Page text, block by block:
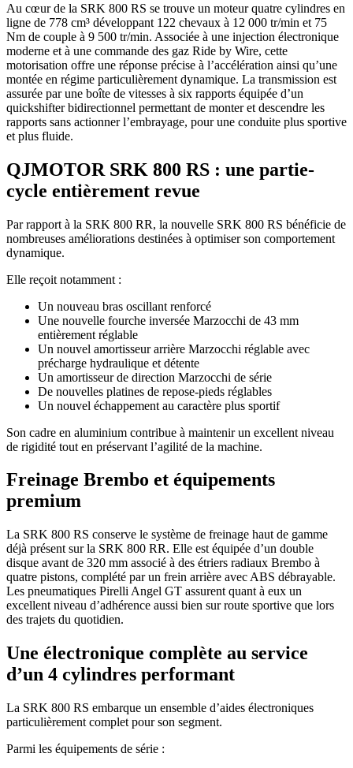
Au cœur de la SRK 800 RS se trouve un moteur quatre cylindres en
ligne de 778 cm³ développant 122 chevaux à 12 000 tr/min et 75
Nm de couple à 9 500 tr/min. Associée à une injection électronique
moderne et à une commande des gaz Ride by Wire, cette
motorisation offre une réponse précise à l’accélération ainsi qu’une
montée en régime particulièrement dynamique. La transmission est
assurée par une boîte de vitesses à six rapports équipée d’un
quickshifter bidirectionnel permettant de monter et descendre les
rapports sans actionner l’embrayage, pour une conduite plus sportive
et plus fluide.
QJMOTOR SRK 800 RS : une partie-
cycle entièrement revue
Par rapport à la SRK 800 RR, la nouvelle SRK 800 RS bénéficie de
nombreuses améliorations destinées à optimiser son comportement
dynamique.
Elle reçoit notamment :
Un nouveau bras oscillant renforcé
Une nouvelle fourche inversée Marzocchi de 43 mm
entièrement réglable
Un nouvel amortisseur arrière Marzocchi réglable avec
précharge hydraulique et détente
Un amortisseur de direction Marzocchi de série
De nouvelles platines de repose-pieds réglables
Un nouvel échappement au caractère plus sportif
Son cadre en aluminium contribue à maintenir un excellent niveau
de rigidité tout en préservant l’agilité de la machine.
Freinage Brembo et équipements
premium
La SRK 800 RS conserve le système de freinage haut de gamme
déjà présent sur la SRK 800 RR. Elle est équipée d’un double
disque avant de 320 mm associé à des étriers radiaux Brembo à
quatre pistons, complété par un frein arrière avec ABS débrayable.
Les pneumatiques Pirelli Angel GT assurent quant à eux un
excellent niveau d’adhérence aussi bien sur route sportive que lors
des trajets du quotidien.
Une électronique complète au service
d’un 4 cylindres performant
La SRK 800 RS embarque un ensemble d’aides électroniques
particulièrement complet pour son segment.
Parmi les équipements de série :